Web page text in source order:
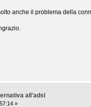
anche il problema della
all'adsl
»